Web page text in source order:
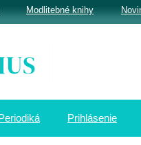
Periodiká Prihlásenie
Modlitebné knihy